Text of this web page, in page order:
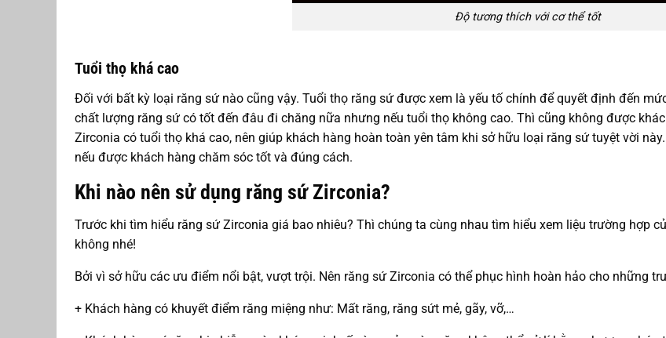
Độ tương thích với cơ thể tốt
Tuổi thọ khá cao
Đối với bất kỳ loại răng sứ nào cũng vậy. Tuổi thọ răng sứ được xem là yếu tố chính để quyết định đến
chất lượng răng sứ có tốt đến đâu đi chăng nữa nhưng nếu tuổi thọ không cao. Thì cũng không được
Zirconia có tuổi thọ khá cao, nên giúp khách hàng hoàn toàn yên tâm khi sở hữu loại răng sứ tuyệt vời
nếu được khách hàng chăm sóc tốt và đúng cách.
Khi nào nên sử dụng răng sứ Zirconia?
Trước khi tìm hiểu răng sứ Zirconia giá bao nhiêu? Thì chúng ta cùng nhau tìm hiểu xem liệu trường hợp
không nhé!
Bởi vì sở hữu các ưu điểm nổi bật, vượt trội. Nên răng sứ Zirconia có thể phục hình hoàn hảo cho những
+ Khách hàng có khuyết điểm răng miệng như: Mất răng, răng sứt mẻ, gãy, vỡ,…